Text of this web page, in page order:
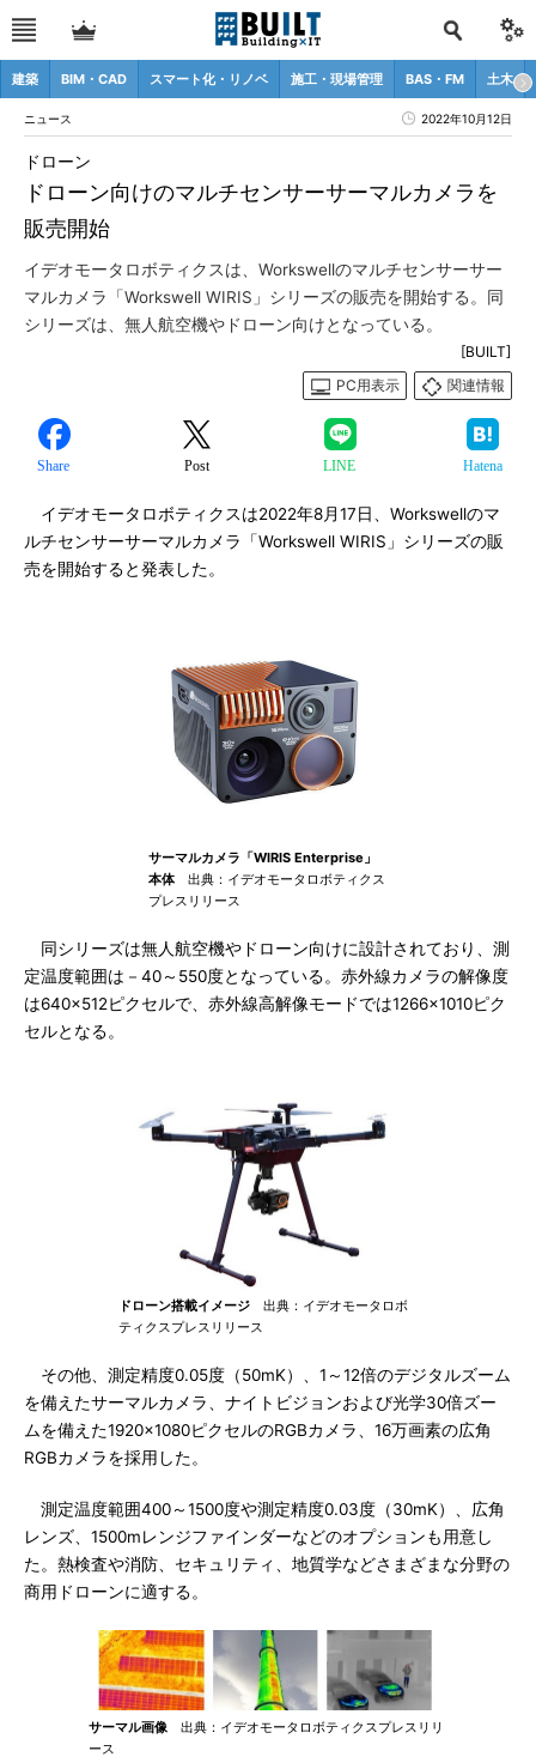
建築 BIM・CAD スマート化・リノベ 施工・現場管理 BAS・FM 土木
ニュース 2022年10月12日
ドローン向けのマルチセンサーサーマルカメラを
販売開始
ドローン
イデオモータロボティクスは、Workswellのマルチセンサーサー
マルカメラ「Workswell WIRIS」シリーズの販売を開始する。同
シリーズは、無人航空機やドローン向けとなっている。
[BUILT]
PC用表示
関連情報
Share Post LINE Hatena
イデオモータロボティクスは2022年8月17日、Workswellのマ
ルチセンサーサーマルカメラ「Workswell WIRIS」シリーズの販
売を開始すると発表した。
サーマルカメラ「WIRIS Enterprise」
本体 出典：イデオモータロボティクス
プレスリリース
同シリーズは無人航空機やドローン向けに設計されており、測
定温度範囲は－40～550度となっている。赤外線カメラの解像度
は640×512ピクセルで、赤外線高解像モードでは1266×1010ピク
セルとなる。
ドローン搭載イメージ 出典：イデオモータロボ
ティクスプレスリリース
その他、測定精度0.05度（50mK）、1～12倍のデジタルズーム
を備えたサーマルカメラ、ナイトビジョンおよび光学30倍ズー
ムを備えた1920×1080ピクセルのRGBカメラ、16万画素の広角
RGBカメラを採用した。
測定温度範囲400～1500度や測定精度0.03度（30mK）、広角
レンズ、1500mレンジファインダーなどのオプションも用意し
た。熱検査や消防、セキュリティ、地質学などさまざまな分野の
商用ドローンに適する。
サーマル画像 出典：イデオモータロボティクスプレスリリ
ース